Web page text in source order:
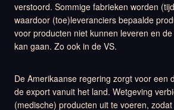
verstoord. Sommige fabrieken worden
waardoor (toe)leveranciers bepaalde
voor producten niet kunnen leveren en
kan gaan. Zo ook in de VS.
De Amerikaanse regering zorgt voor een
de export vanuit het land. Wetgeving
(medische) producten uit te voeren,